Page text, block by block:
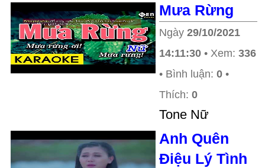
Mưa Rừng
Ngày 29/10/2021
14:11:30 • Xem: 336
• Bình luận: 0 •
Thích: 0
Tone Nữ
Anh Quên
Điệu Lý Tình